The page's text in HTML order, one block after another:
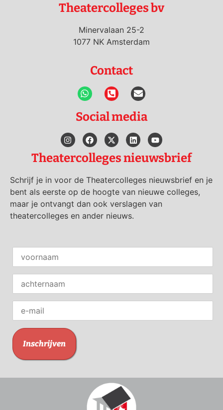
Theatercolleges bv
Minervalaan 25-2
1077 NK Amsterdam
Contact
Social media
Theatercolleges nieuwsbrief
Schrijf je in voor de Theatercolleges nieuwsbrief en je
bent als eerste op de hoogte van nieuwe colleges,
maar je ontvangt dan ook verslagen van
theatercolleges en ander nieuws.